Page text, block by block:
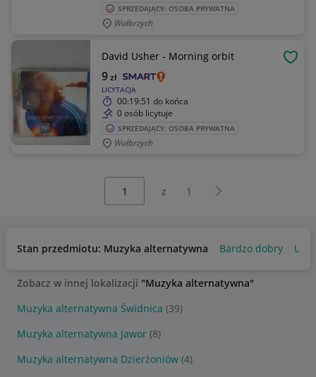
SPRZEDAJĄCY: OSOBA PRYWATNA
Wałbrzych
David Usher - Morning orbit
LICYTACJA
9zł
00:19:51 do końca
0 osób licytuje
SPRZEDAJĄCY: OSOBA PRYWATNA
Wałbrzych
z 1 Następna strona
Stan przedmiotu: Muzyka alternatywna Bardzo dobry
Zobacz w innej lokalizacji "Muzyka alternatywna"
Muzyka alternatywna Świdnica (39)
Muzyka alternatywna Jawor (8)
Muzyka alternatywna Dzierżoniów (4)